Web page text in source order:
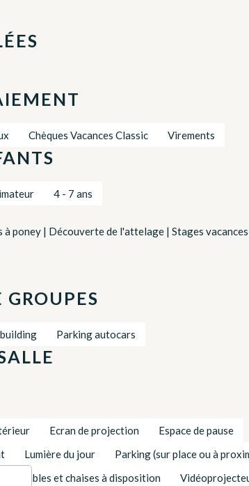
Chèques Vacances Classic Virements
4 - 7 ans
à poney | Découverte de l'attelage | Stages
Parking autocars
Ecran de projection
Espace de pause
Lumière du jour
Parking (sur place ou à
Tables et chaises à disposition